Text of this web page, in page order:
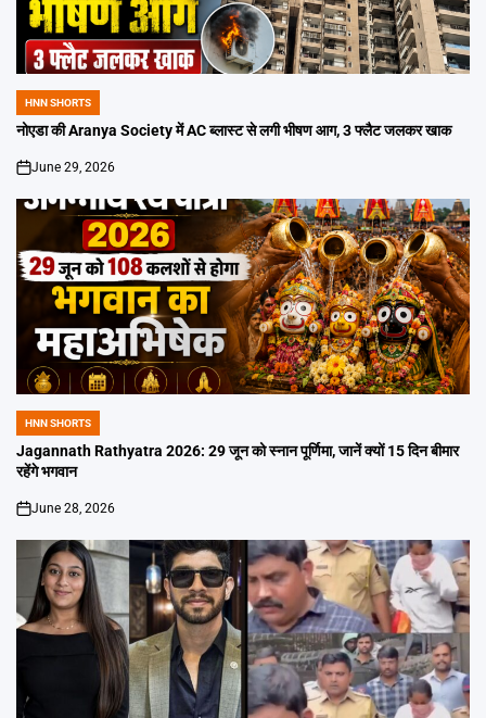
POSTED
IN
HNN SHORTS
नोएडा की Aranya Society में AC ब्लास्ट से लगी भीषण आग, 3 फ्लैट जलकर खाक
on
June 29, 2026
POSTED
IN
HNN SHORTS
Jagannath Rathyatra 2026: 29 जून को स्नान पूर्णिमा, जानें क्यों 15 दिन बीमार
रहेंगे भगवान
on
June 28, 2026